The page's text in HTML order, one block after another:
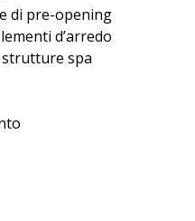
di pre-opening
d’arredo
strutture spa